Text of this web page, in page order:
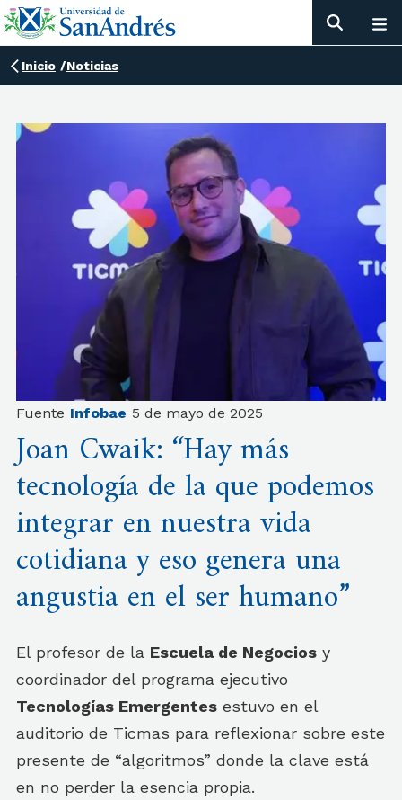
Inicio /Noticias
Fuente Infobae 5 de mayo de 2025
Joan Cwaik: “Hay más
tecnología de la que podemos
integrar en nuestra vida
cotidiana y eso genera una
angustia en el ser humano”
El profesor de la Escuela de Negocios y
coordinador del programa ejecutivo
Tecnologías Emergentes estuvo en el
auditorio de Ticmas para reflexionar sobre este
presente de “algoritmos” donde la clave está
en no perder la esencia propia.